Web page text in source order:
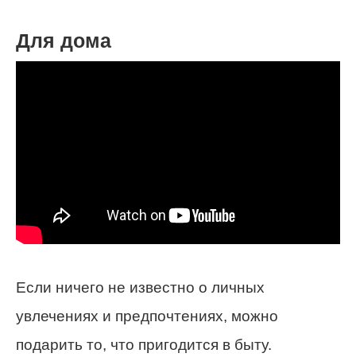
Для дома
Если ничего не известно о личных
увлечениях и предпочтениях, можно
подарить то, что пригодится в быту.